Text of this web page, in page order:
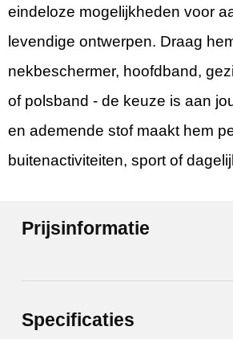
eindeloze mogelijkheden voor
levendige ontwerpen. Draag
nekbeschermer, hoofdband,
of polsband - de keuze is aan
en ademende stof maakt hem
buitenactiviteiten, sport of
Prijsinformatie
Specificaties